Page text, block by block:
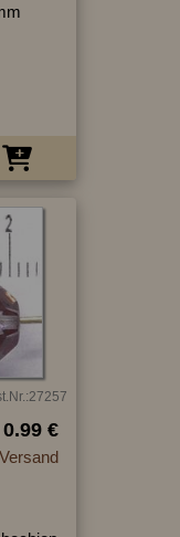
0.99 €
Versand